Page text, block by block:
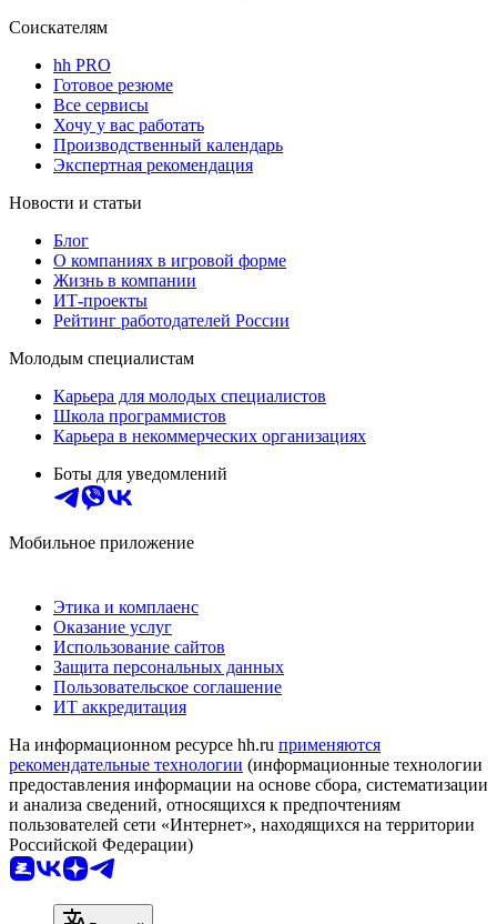
Соискателям
hh PRO
Готовое резюме
Все сервисы
Хочу у вас работать
Производственный календарь
Экспертная рекомендация
Новости и статьи
Блог
О компаниях в игровой форме
Жизнь в компании
ИТ-проекты
Рейтинг работодателей России
Молодым специалистам
Карьера для молодых специалистов
Школа программистов
Карьера в некоммерческих организациях
Боты для уведомлений
Мобильное приложение
Этика и комплаенс
Оказание услуг
Использование сайтов
Защита персональных данных
Пользовательское соглашение
ИТ аккредитация
На информационном ресурсе hh.ru применяются
рекомендательные технологии (информационные технологии
предоставления информации на основе сбора, систематизации
и анализа сведений, относящихся к предпочтениям
пользователей сети «Интернет», находящихся на территории
Российской Федерации)